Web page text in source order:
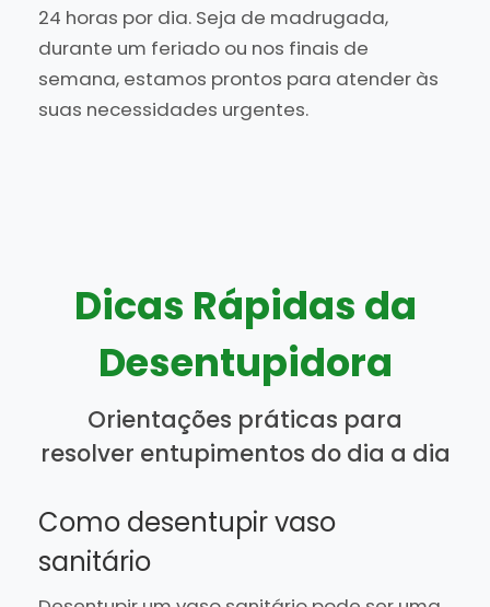
24 horas por dia. Seja de madrugada,
durante um feriado ou nos finais de
semana, estamos prontos para atender às
suas necessidades urgentes.
Dicas Rápidas da
Desentupidora
Orientações práticas para
resolver entupimentos do dia a dia
Como desentupir vaso
sanitário